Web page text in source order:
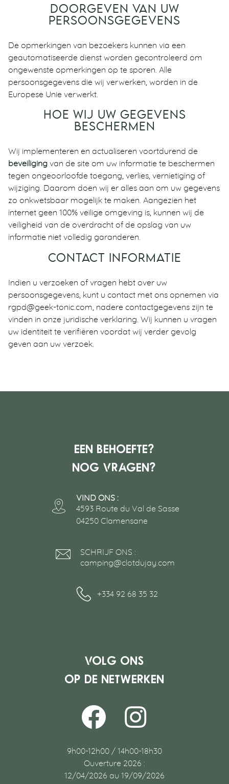
DOORGEVEN VAN UW
PERSOONSGEGEVENS
De opmerkingen van bezoekers kunnen via een
geautomatiseerde dienst worden gecontroleerd om
ongewenste opmerkingen op te sporen. Alle
persoonsgegevens die wij verwerken, worden in de
Europese Unie verwerkt.
HOE WIJ UW GEGEVENS
BESCHERMEN
Wij implementeren en actualiseren voortdurend de
beveiliging van de site om uw informatie te beschermen
tegen ongeoorloofde toegang, verlies, vernietiging of
wijziging. Daarom doen wij er alles aan om uw gegevens
zo onkwetsbaar mogelijk te maken. Aangezien het
internet geen 100% veilige omgeving is, kunnen wij de
veiligheid van de overdracht of de opslag van uw
informatie niet volledig garanderen.
CONTACT INFORMATIE
Indien u verzoeken of vragen hebt over uw
persoonsgegevens, kunt u contact met ons opnemen via
rgpd@geek-tonic.com, nadere contactgegevens zijn te
vinden in onze juridische verklaring. Wij kunnen u vragen
uw identiteit te verifiëren voordat wij verder gevolg
geven aan uw verzoek.
Een behoefte?
Nog vragen?
SCHRIJF ONS :
camping@clotdujay.com
VIND ONS :
4593 Route du Val de Sasse
04250 Clamensane
+334 92 68 35 32
Volg ons
op de netwerken
9h00-12h00 / 14h00-18h30
Ouverture 2026 :
12/04/2026 au 19/09/2026